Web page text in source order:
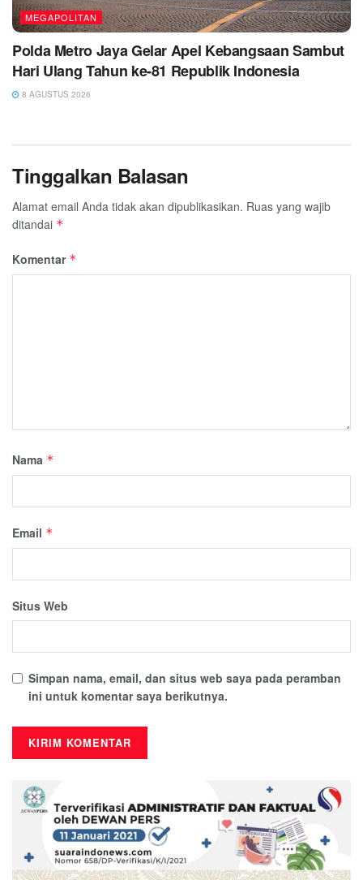
MEGAPOLITAN
Polda Metro Jaya Gelar Apel Kebangsaan Sambut
Hari Ulang Tahun ke-81 Republik Indonesia
8 AGUSTUS 2026
Tinggalkan Balasan
Alamat email Anda tidak akan dipublikasikan. Ruas yang wajib
ditandai *
Komentar *
Nama *
Email *
Situs Web
Simpan nama, email, dan situs web saya pada peramban
ini untuk komentar saya berikutnya.